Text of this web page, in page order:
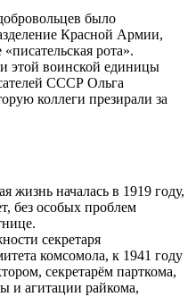
было
Красной Армии,
рота».
этой воинской единицы
СССР Ольга
коллеги презирали за
жизнь началась в 1919 году,
без особых проблем
секретаря
комсомола, к 1941 году
секретарём парткома,
и агитации райкома,